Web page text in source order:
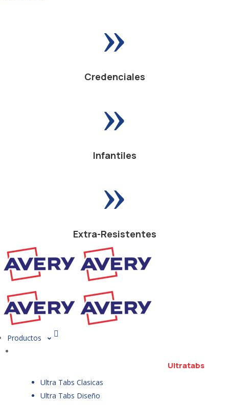
»
Credenciales
»
Infantiles
»
Extra-Resistentes
Productos
Ultratabs
Ultra Tabs Clasicas
Ultra Tabs Diseño